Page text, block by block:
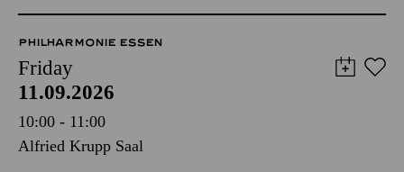
PHILHARMONIE ESSEN
Friday
11.09.2026
10:00 - 11:00
Alfried Krupp Saal